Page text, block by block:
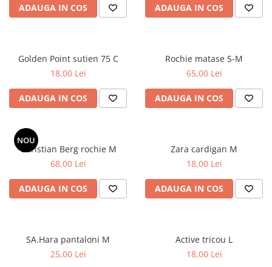
ADAUGA IN COS ADAUGA IN COS
Golden Point sutien 75 C
18,00 Lei
ADAUGA IN COS
Rochie matase S-M
65,00 Lei
ADAUGA IN COS
NOU
Christian Berg rochie M
68,00 Lei
ADAUGA IN COS
Zara cardigan M
18,00 Lei
ADAUGA IN COS
SA.Hara pantaloni M
25,00 Lei
Active tricou L
18,00 Lei